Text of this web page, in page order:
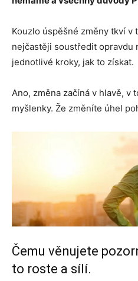
Kouzlo úspěšné změny tkví v
nejčastěji soustředit opravdu
jednotlivé kroky, jak to získat.
Ano, změna začíná v hlavě, v
myšlenky. Že změníte úhel
Čemu věnujete
to roste a sílí.